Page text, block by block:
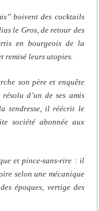
boivent des cocktails
le Gros, de retour des
en bourgeois de la
remisé leurs utopies.
son père et enquête
d’un de ses amis
tendresse, il réécrit le
société abonnée aux
et pince-sans-rire : il
selon une mécanique
époques, vertige des